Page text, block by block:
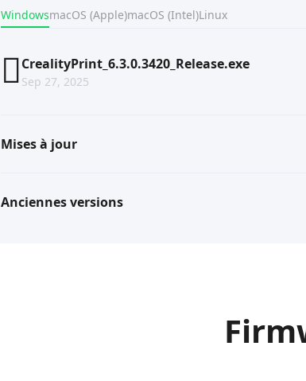
WindowsmacOS (Apple)macOS (Intel)Linux
CrealityPrint_6.3.0.3420_Release.exe
Sep 27, 2025
Mises à jour
Anciennes versions